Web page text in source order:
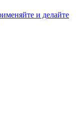
и делайте